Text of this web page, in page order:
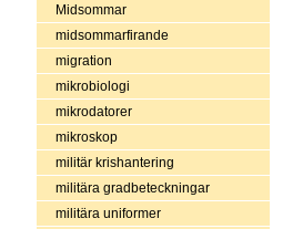
Midsommar
midsommarfirande
migration
mikrobiologi
mikrodatorer
mikroskop
militär krishantering
militära gradbeteckningar
militära uniformer